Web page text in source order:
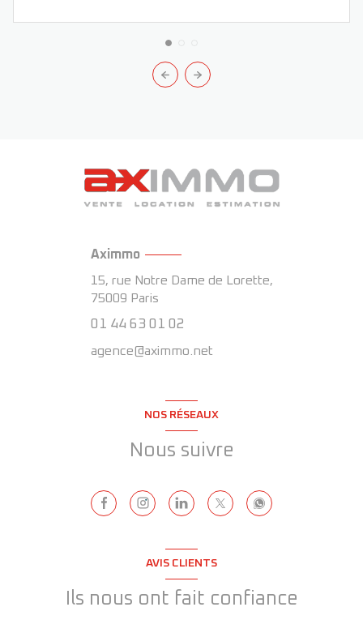
Aximmo
15, rue Notre Dame de Lorette,
75009 Paris
01 44 63 01 02
agence@aximmo.net
NOS RÉSEAUX
Nous suivre
AVIS CLIENTS
Ils nous ont fait confiance